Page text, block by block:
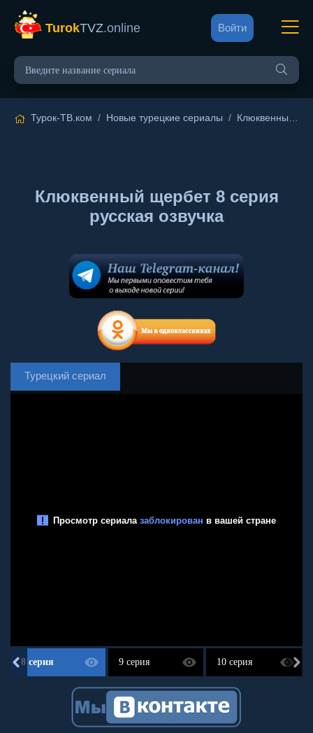
TurokTVZ.online Войти
Турок-ТВ.ком / Новые турецкие сериалы / Клюквенный щербет
Клюквенный щербет 8 серия
русская озвучка
Турецкий сериал
8 серия 9 серия 10 серия